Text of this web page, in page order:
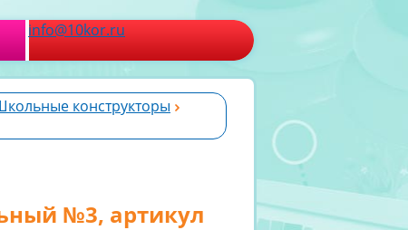
info@10kor.ru
конструкторы
№3, артикул